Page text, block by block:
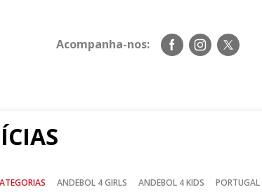
Acompanha-nos:
Siga-
nos
Siga-
nos
Siga-
nos
ANDEBOL 4 GIRLS ANDEBOL 4 KIDS PORTUGAL